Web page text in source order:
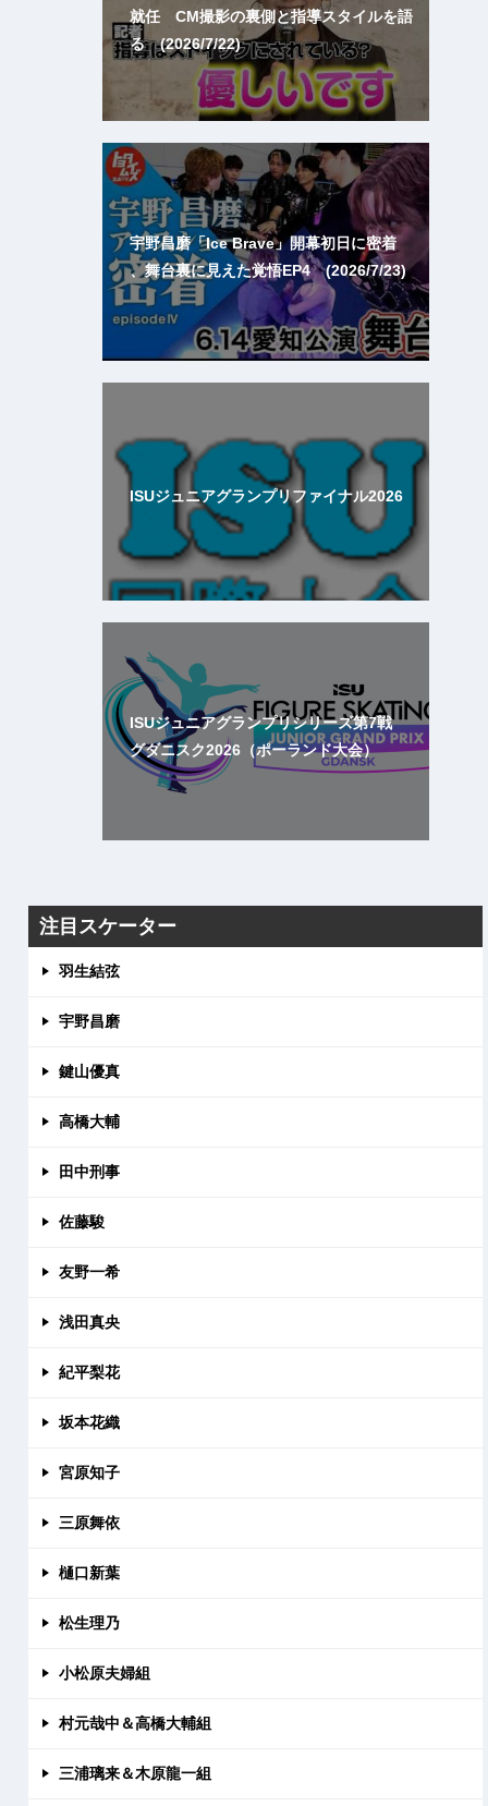
就任 CM撮影の裏側と指導スタイルを語
る (2026/7/22)
宇野昌磨「Ice Brave」開幕初日に密着
、舞台裏に見えた覚悟EP4 (2026/7/23)
ISUジュニアグランプリファイナル2026
ISUジュニアグランプリシリーズ第7戦
グダニスク2026（ポーランド大会）
注目スケーター
羽生結弦
宇野昌磨
鍵山優真
高橋大輔
田中刑事
佐藤駿
友野一希
浅田真央
紀平梨花
坂本花織
宮原知子
三原舞依
樋口新葉
松生理乃
小松原夫婦組
村元哉中＆高橋大輔組
三浦璃来＆木原龍一組